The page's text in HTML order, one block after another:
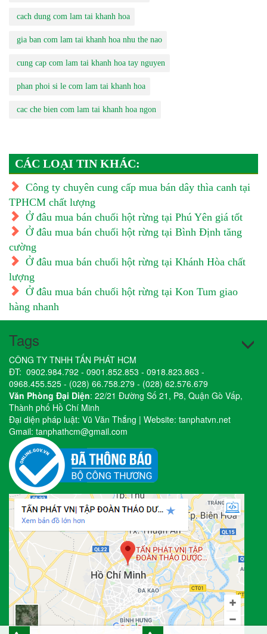
cach dung com lam tai khanh hoa
gia ban com lam tai khanh hoa nhu the nao
cung cap com lam tai khanh hoa tay nguyen
phan phoi si le com lam tai khanh hoa
cac che bien com lam tai khanh hoa ngon
CÁC LOẠI TIN KHÁC:
Công ty chuyên cung cấp mua bán dây thìa canh tại
TPHCM chất lượng
Ở đâu mua bán chuối hột rừng tại Phú Yên giá tốt
Ở đâu mua bán chuối hột rừng tại Bình Định tăng
cường
Ở đâu mua bán chuối hột rừng tại Khánh Hòa chất
lượng
Ở đâu mua bán chuối hột rừng tại Kon Tum giao
hàng nhanh
Tags
CÔNG TY TNHH TẤN PHÁT HCM
ĐT: 0902.984.792 - 0901.852.853 - 0918.823.863 -
0968.455.525 - (028) 66.758.279 - (028) 62.576.679
Văn Phòng Đại Diện: 22/21 Đường Số 21, P8, Quận Gò Vấp,
Thành phố Hồ Chí Minh
Đại diện pháp luật: Vũ Văn Thắng | Website: tanphatvn.net
Gmail: tanphathcm@gmail.com